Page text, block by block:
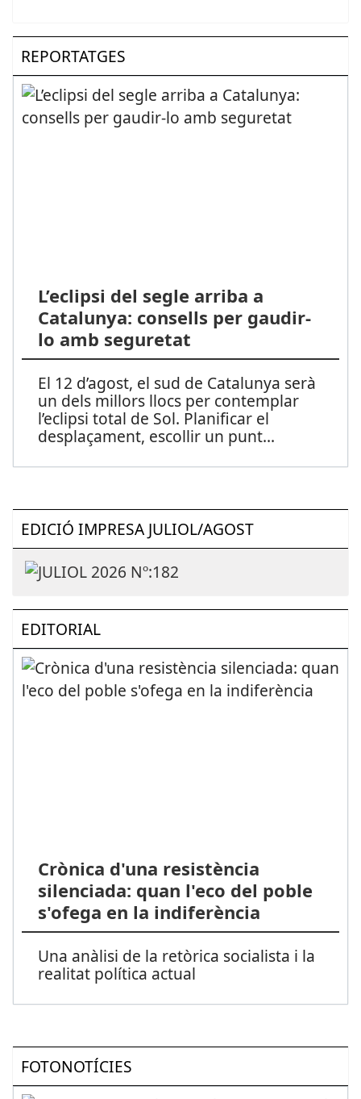
REPORTATGES
L’eclipsi del segle arriba a
Catalunya: consells per gaudir-
lo amb seguretat
El 12 d’agost, el sud de Catalunya serà
un dels millors llocs per contemplar
l’eclipsi total de Sol. Planificar el
desplaçament, escollir un punt...
EDICIÓ IMPRESA JULIOL/AGOST
EDITORIAL
Crònica d'una resistència
silenciada: quan l'eco del poble
s'ofega en la indiferència
Una anàlisi de la retòrica socialista i la
realitat política actual
FOTONOTÍCIES